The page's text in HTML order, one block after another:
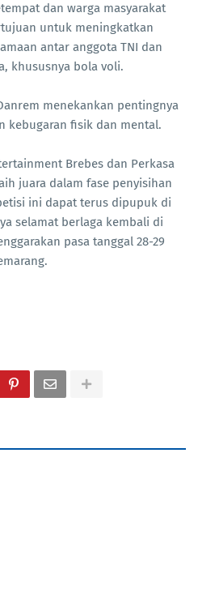
dan warga masyarakat
untuk meningkatkan
antar anggota TNI dan
khususnya bola voli.
menekankan pentingnya
kebugaran fisik dan mental.
Brebes dan Perkasa
juara dalam fase penyisihan
ini dapat terus dipupuk di
selamat berlaga kembali di
pasa tanggal 28-29